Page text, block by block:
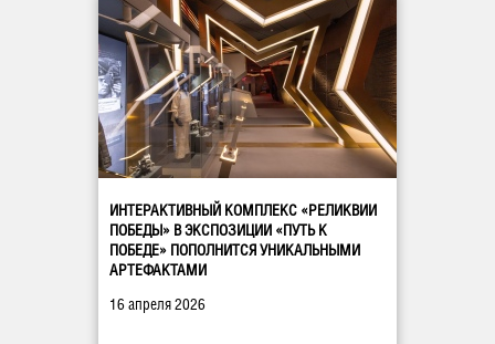
ИНТЕРАКТИВНЫЙ КОМПЛЕКС «РЕЛИКВИИ
ПОБЕДЫ» В ЭКСПОЗИЦИИ «ПУТЬ К
ПОБЕДЕ» ПОПОЛНИТСЯ УНИКАЛЬНЫМИ
АРТЕФАКТАМИ
16 апреля 2026